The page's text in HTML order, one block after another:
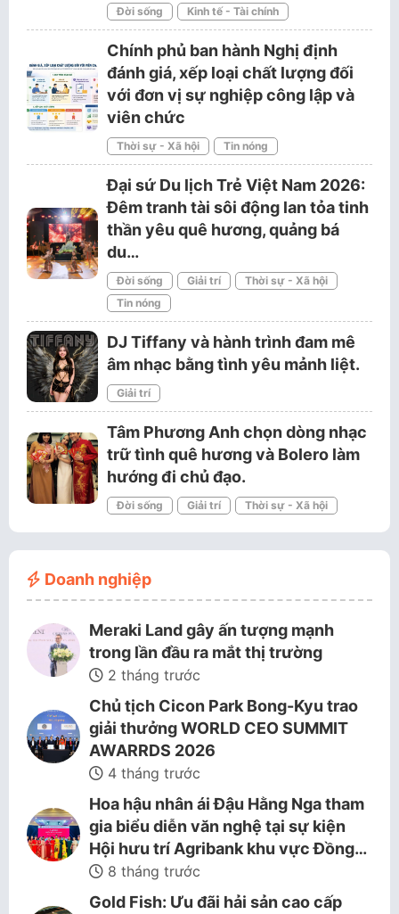
Đời sống Kinh tế - Tài chính
Chính phủ ban hành Nghị định
đánh giá, xếp loại chất lượng đối
với đơn vị sự nghiệp công lập và
viên chức
Thời sự - Xã hội Tin nóng
Đại sứ Du lịch Trẻ Việt Nam 2026:
Đêm tranh tài sôi động lan tỏa tinh
thần yêu quê hương, quảng bá
du…
Đời sống Giải trí
Thời sự - Xã hội
Tin nóng
DJ Tiffany và hành trình đam mê
âm nhạc bằng tình yêu mảnh liệt.
Giải trí
Tâm Phương Anh chọn dòng nhạc
trữ tình quê hương và Bolero làm
hướng đi chủ đạo.
Đời sống Giải trí Thời sự - Xã hội
Doanh nghiệp
Meraki Land gây ấn tượng mạnh
trong lần đầu ra mắt thị trường
2 tháng trước
Chủ tịch Cicon Park Bong-Kyu trao
giải thưởng WORLD CEO SUMMIT
AWARRDS 2026
4 tháng trước
Hoa hậu nhân ái Đậu Hằng Nga tham
gia biểu diễn văn nghệ tại sự kiện
Hội hưu trí Agribank khu vực Đồng…
8 tháng trước
Gold Fish: Ưu đãi hải sản cao cấp